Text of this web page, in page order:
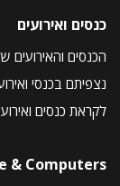
כנסים ואירועים
הכנסים והאירועים
נצפיתם בכנסי
לקראת כנסים
& Computers